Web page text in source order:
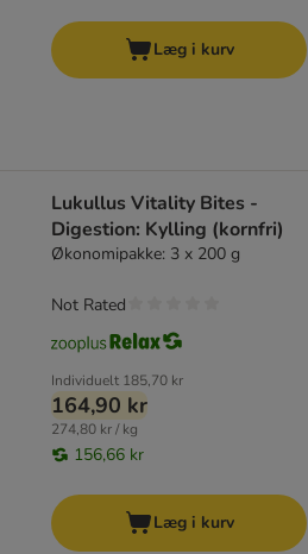
Læg i kurv
Lukullus Vitality Bites -
Digestion: Kylling (kornfri)
Økonomipakke: 3 x 200 g
Individuelt 185,70 kr
164,90 kr
274,80 kr / kg
156,66 kr
Not Rated
Læg i kurv